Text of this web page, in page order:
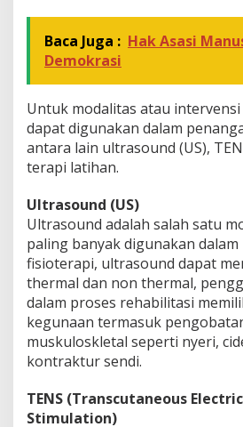
Baca Juga : Hak Asasi
Demokrasi
Untuk modalitas atau
dapat digunakan dalam
antara lain ultrasound (US),
terapi latihan.
Ultrasound (US)
Ultrasound adalah salah satu
paling banyak digunakan dalam
fisioterapi, ultrasound dapat
thermal dan non thermal,
dalam proses rehabilitasi
kegunaan termasuk
muskuloskletal seperti nyeri,
kontraktur sendi.
TENS (Transcutaneous
Stimulation)